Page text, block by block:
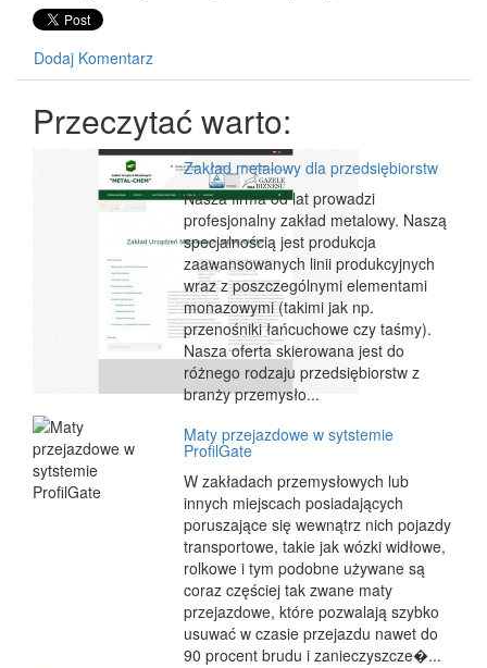
Dodaj Komentarz
Przeczytać warto:
Zakład metalowy dla przedsiębiorstw
Nasza firma od lat prowadzi
profesjonalny zakład metalowy. Naszą
specjalnością jest produkcja
zaawansowanych linii produkcyjnych
wraz z poszczególnymi elementami
monazowymi (takimi jak np.
przenośniki łańcuchowe czy taśmy).
Nasza oferta skierowana jest do
różnego rodzaju przedsiębiorstw z
branży przemysło...
Maty przejazdowe w sytstemie
ProfilGate
W zakładach przemysłowych lub
innych miejscach posiadających
poruszające się wewnątrz nich pojazdy
transportowe, takie jak wózki widłowe,
rolkowe i tym podobne używane są
coraz częściej tak zwane maty
przejazdowe, które pozwalają szybko
usuwać w czasie przejazdu nawet do
90 procent brudu i zanieczyszcze�...